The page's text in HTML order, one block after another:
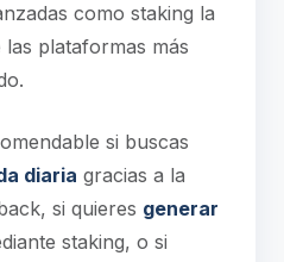
como staking la
plataformas más
si buscas
diaria gracias a la
si quieres generar
staking, o si